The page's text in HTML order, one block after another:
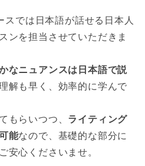
では日本語が話せる日本人
ンを担当させていただきま
なニュアンスは日本語で説
解も早く、効率的に学んで
もらいつつ、 ライティング
能なので、基礎的な部分に
安心くださいませ。